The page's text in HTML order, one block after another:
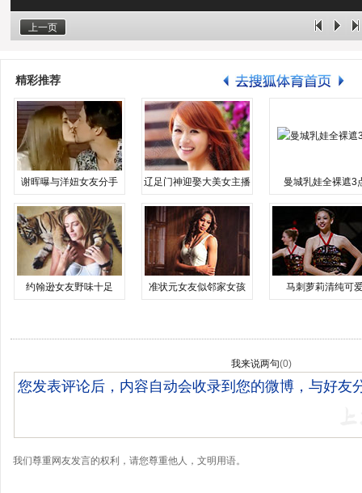
上一页
精彩推荐
谢晖曝与洋妞女友分手 辽足门神迎娶大美女主播 曼城乳娃全裸遮3
约翰逊女友野味十足 准状元女友似邻家女孩 马刺萝莉清纯可
我来说两句(0)
我们尊重网友发言的权利，请您尊重他人，文明用语。